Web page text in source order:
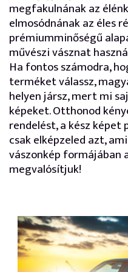
megfakulnának az
elmosódnának az éles
prémiumminőségű
művészi vásznat
Ha fontos számodra,
terméket válassz,
helyen jársz, mert mi
képeket. Otthonod
rendelést, a kész képet
csak elképzeled azt,
vászonkép formájában
megvalósítjuk!